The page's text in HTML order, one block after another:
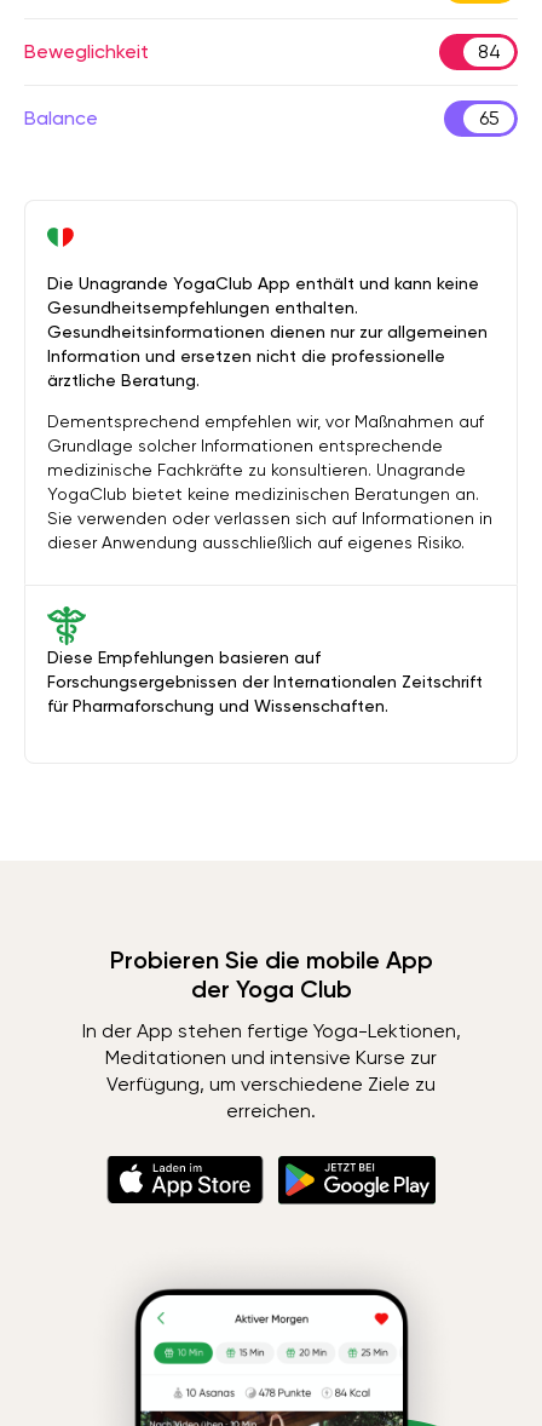
Beweglichkeit 84
Balance 65
Diese Empfehlungen basieren auf
Forschungsergebnissen der Internationalen Zeitschrift
für Pharmaforschung und Wissenschaften.
Die Unagrande YogaClub App enthält und kann keine
Gesundheitsempfehlungen enthalten.
Gesundheitsinformationen dienen nur zur allgemeinen
Information und ersetzen nicht die professionelle
ärztliche Beratung.
Dementsprechend empfehlen wir, vor Maßnahmen auf
Grundlage solcher Informationen entsprechende
medizinische Fachkräfte zu konsultieren. Unagrande
YogaClub bietet keine medizinischen Beratungen an.
Sie verwenden oder verlassen sich auf Informationen in
dieser Anwendung ausschließlich auf eigenes Risiko.
Probieren Sie die mobile App
der Yoga Club
In der App stehen fertige Yoga-Lektionen,
Meditationen und intensive Kurse zur
Verfügung, um verschiedene Ziele zu
erreichen.